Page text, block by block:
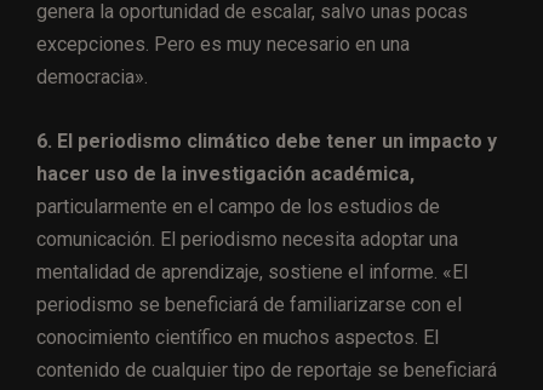
genera la oportunidad de escalar, salvo unas pocas
excepciones. Pero es muy necesario en una
democracia».
6. El periodismo climático debe tener un impacto y
hacer uso de la investigación académica,
particularmente en el campo de los estudios de
comunicación. El periodismo necesita adoptar una
mentalidad de aprendizaje, sostiene el informe. «El
periodismo se beneficiará de familiarizarse con el
conocimiento científico en muchos aspectos. El
contenido de cualquier tipo de reportaje se beneficiará